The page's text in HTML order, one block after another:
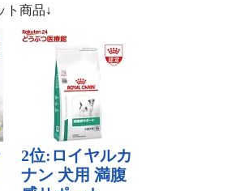
ト商品↓